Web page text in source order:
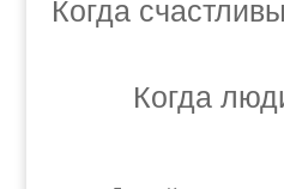
Когда
Когда